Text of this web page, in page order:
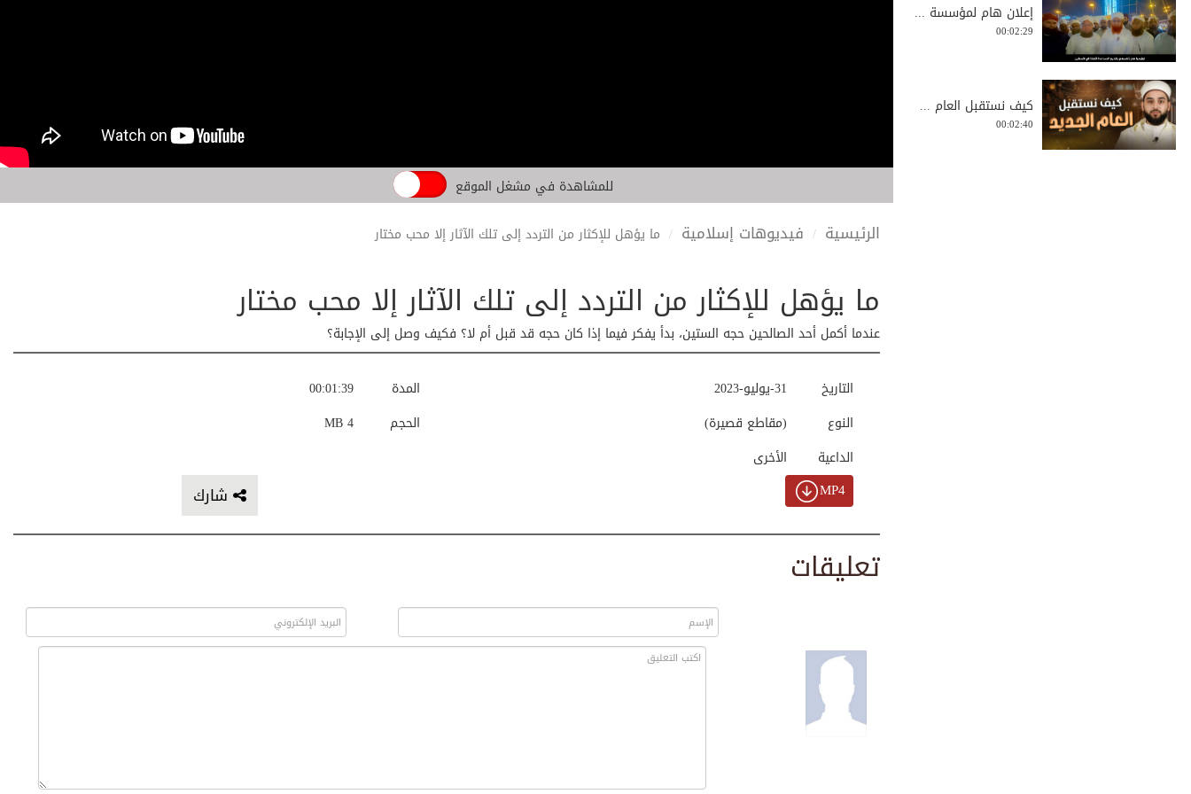
للمشاهدة في مشغل الموقع
الرئيسية فيديوهات إسلامية ما يؤهل للإكثار من التردد إلى تلك الآثار إلا محب مختار
ما يؤهل للإكثار من التردد إلى تلك الآثار إلا محب مختار
عندما أكمل أحد الصالحين حجه الستين، بدأ يفكر فيما إذا كان حجه قد قبل أم لا؟ فكيف وصل إلى الإجابة؟
00:01:39
المدة
4 MB
الحجم
31-يوليو-2023
التاريخ
(مقاطع قصيرة)
النوع
الأخرى
الداعية
شارك MP4
تعليقات
إعلان هام لمؤسسة ...
00:02:29
كيف نستقبل العام ...
00:02:40